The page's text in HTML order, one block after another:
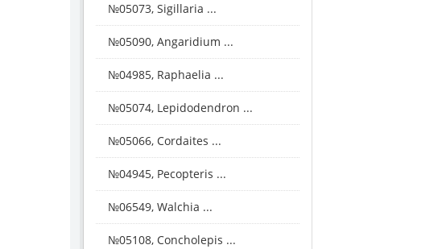
№05073, Sigillaria ...
№05090, Angaridium ...
№04985, Raphaelia ...
№05074, Lepidodendron ...
№05066, Cordaites ...
№04945, Pecopteris ...
№06549, Walchia ...
№05108, Concholepis ...